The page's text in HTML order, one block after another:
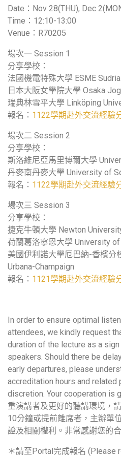
Date：Nov 28(THU), Dec
Time：12:10-13:00
Venue：R70205
場次一 Session 1
分享學校：
法國機電特殊大學 ESME Sudria
日本大阪女學院大學 Osaka
瑞典林雪平大學 Linköping
報名： 1122學期赴外交流經驗
場次二 Session 2
分享學校：
斯洛維尼亞馬里博爾大學
丹麥南丹麥大學 University of
報名： 1122學期赴外交流經驗
場次三 Session 3
分享學校：
捷克牛頓大學 Newton
荷蘭葛洛寧恩大學 University of
美國伊利諾大學厄巴納-香檳分
Urbana-Champaign
報名： 1121學期赴外交流經驗
In order to ensure optimal
attendees, we kindly request
duration of the lecture as a
speakers. Should there be
early departures, please
accreditation hours and related
discretion. Your cooperation is
重演講者及更好的聽講環境，
10分鐘或提前離席者，主辦單
證及相關權利。非常感謝您的
＊請至Portal完成報名 (Please